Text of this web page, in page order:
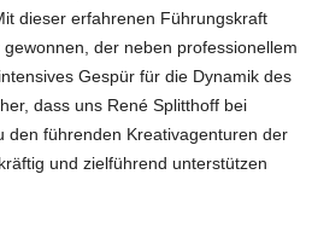
dieser erfahrenen Führungskraft
der neben professionellem
Gespür für die Dynamik des
dass uns René Splitthoff bei
den führenden Kreativagenturen der
und zielführend unterstützen